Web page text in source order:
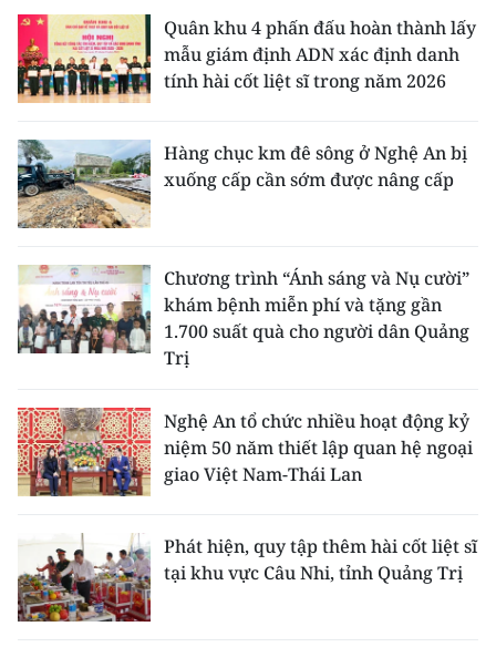
Quân khu 4 phấn đấu hoàn thành lấy
mẫu giám định ADN xác định danh
tính hài cốt liệt sĩ trong năm 2026
Hàng chục km đê sông ở Nghệ An bị
xuống cấp cần sớm được nâng cấp
Chương trình “Ánh sáng và Nụ cười”
khám bệnh miễn phí và tặng gần
1.700 suất quà cho người dân Quảng
Trị
Nghệ An tổ chức nhiều hoạt động kỷ
niệm 50 năm thiết lập quan hệ ngoại
giao Việt Nam-Thái Lan
Phát hiện, quy tập thêm hài cốt liệt sĩ
tại khu vực Câu Nhi, tỉnh Quảng Trị